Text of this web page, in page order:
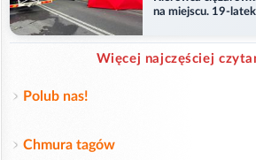
na miejscu. 19-
Więcej najczęściej
Polub nas!
Chmura tagów